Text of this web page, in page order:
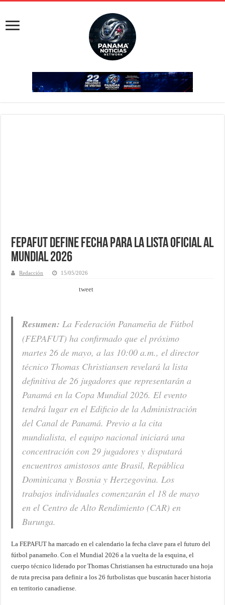
FEPAFUT define fecha para la lista oficial al
Mundial 2026
Redacción 15/05/2026
tweet
Resumen: La Federación Panameña de Fútbol
(FEPAFUT) ha confirmado que el próximo
martes 26 de mayo, a las 10:00 a.m., el director
técnico Thomas Christiansen revelará la lista
definitiva de 26 jugadores que representarán a
Panamá en la Copa Mundial 2026. El evento
tendrá lugar en el Edificio de la Administración
del Canal de Panamá. Previo a la cita
mundialista, el equipo nacional iniciará una
concentración con 29 jugadores y disputará
encuentros amistosos ante Brasil, República
Dominicana y Bosnia y Herzegovina. Los
trabajos individuales comenzarán el 18 de mayo
en el Centro de Alto Rendimiento (CAR) en
Burunga.
La FEPAFUT ha marcado en el calendario la fecha clave para el futuro del
fútbol panameño. Con el Mundial 2026 a la vuelta de la esquina, el
cuerpo técnico liderado por Thomas Christiansen ha estructurado una hoja
de ruta precisa para definir a los 26 futbolistas que buscarán hacer historia
en territorio canadiense.